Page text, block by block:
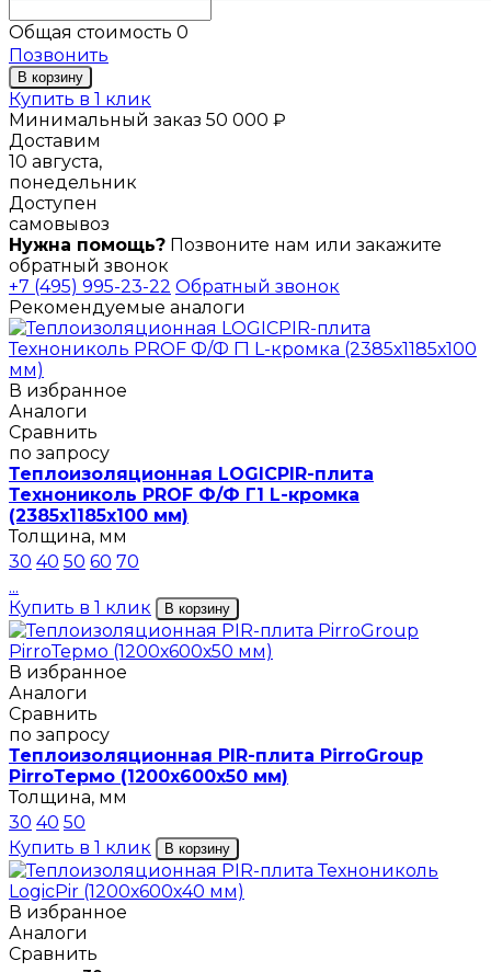
Общая стоимость 0
Позвонить
В корзину
Купить в 1 клик
Минимальный заказ 50 000 ₽
Доставим
10 августа,
понедельник
Доступен
самовывоз
Нужна помощь? Позвоните нам или закажите
обратный звонок
+7 (495) 995-23-22 Обратный звонок
Рекомендуемые аналоги
В избранное
Аналоги
Сравнить
по запросу
Теплоизоляционная LOGICPIR-плита
Технониколь PROF Ф/Ф Г1 L-кромка
(2385х1185х100 мм)
Толщина, мм
30 40 50 60 70
...
Купить в 1 клик
В корзину
В избранное
Аналоги
Сравнить
по запросу
Теплоизоляционная PIR-плита PirroGroup
PirroТермо (1200х600х50 мм)
Толщина, мм
30 40 50
Купить в 1 клик
В корзину
В избранное
Аналоги
Сравнить